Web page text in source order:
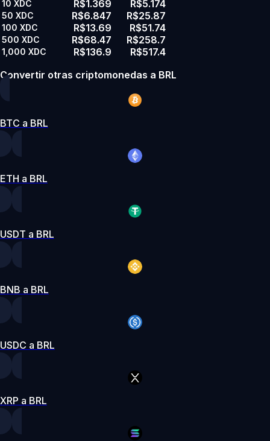
10 XDC R$1.369 R$5.174
50 XDC R$6.847 R$25.87
100 XDC R$13.69 R$51.74
500 XDC R$68.47 R$258.7
1,000 XDC R$136.9
R$517.4
Convertir otras criptomonedas a BRL
BTC a BRL
ETH a BRL
USDT a BRL
BNB a BRL
USDC a BRL
XRP a BRL